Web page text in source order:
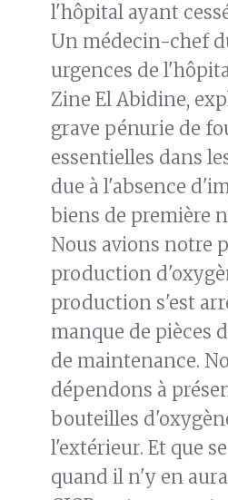
l'hôpital ayant
Un médecin-chef
urgences de
Zine El Abidine,
grave pénurie de
essentielles dans
due à l'absence
biens de première
Nous avions notre
production
production s'est
manque de pièces
de maintenance.
dépendons à
bouteilles
l'extérieur. Et que
quand il n'y en